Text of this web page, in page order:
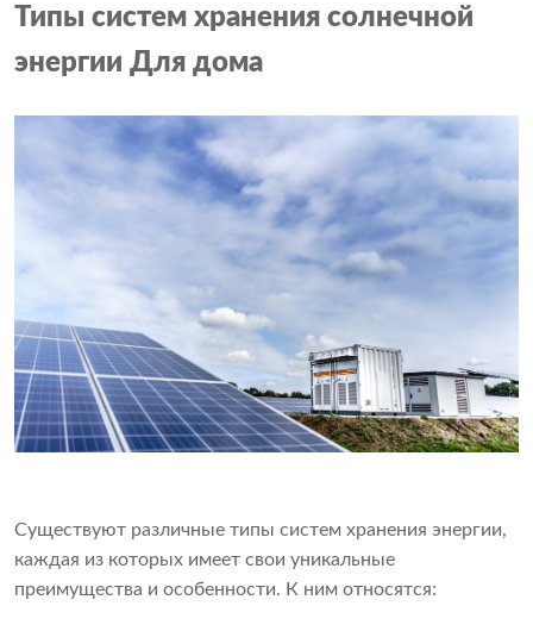
Типы систем хранения солнечной
энергии Для дома
Существуют различные типы систем хранения энергии,
каждая из которых имеет свои уникальные
преимущества и особенности. К ним относятся: